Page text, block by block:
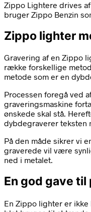
Zippo Lightere drives
bruger Zippo Benzin
Zippo lighter
Gravering af en Zippo
række forskellige
metode som er en
Processen foregå ved
graveringsmaskine
ønskede skal stå.
dybdegraverer teksten
På den måde sikrer vi
graverede vil være
ned i metalet.
En god gave
En Zippo lighter er